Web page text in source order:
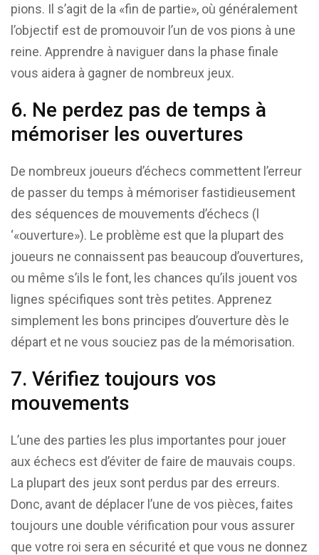
pions. Il s’agit de la «fin de partie», où généralement
l’objectif est de promouvoir l’un de vos pions à une
reine. Apprendre à naviguer dans la phase finale
vous aidera à gagner de nombreux jeux.
6. Ne perdez pas de temps à
mémoriser les ouvertures
De nombreux joueurs d’échecs commettent l’erreur
de passer du temps à mémoriser fastidieusement
des séquences de mouvements d’échecs (l
‘«ouverture»). Le problème est que la plupart des
joueurs ne connaissent pas beaucoup d’ouvertures,
ou même s’ils le font, les chances qu’ils jouent vos
lignes spécifiques sont très petites. Apprenez
simplement les bons principes d’ouverture dès le
départ et ne vous souciez pas de la mémorisation.
7. Vérifiez toujours vos
mouvements
L’une des parties les plus importantes pour jouer
aux échecs est d’éviter de faire de mauvais coups.
La plupart des jeux sont perdus par des erreurs.
Donc, avant de déplacer l’une de vos pièces, faites
toujours une double vérification pour vous assurer
que votre roi sera en sécurité et que vous ne donnez